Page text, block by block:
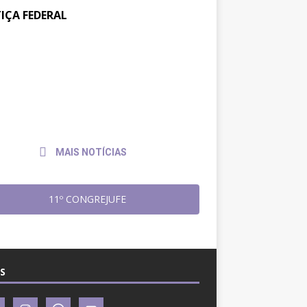
FEDERAL
MAIS NOTÍCIAS
11º CONGREJUFE